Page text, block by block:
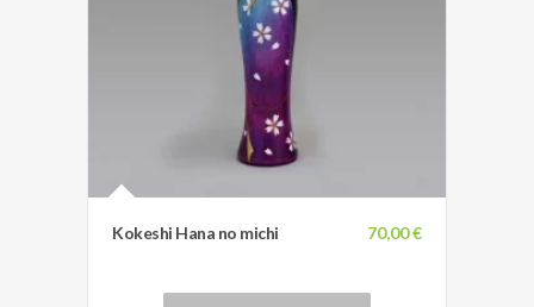
70,00 €
Kokeshi Hana no michi